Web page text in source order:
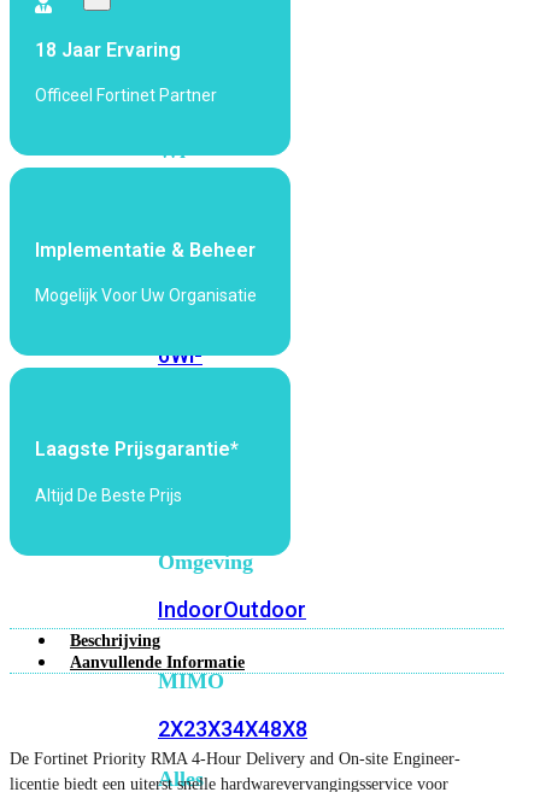
Access
bekijken
Wi-
Wi-
5Wi-
6Wi-
7
Wi-
Omgeving
IndoorOutdoor
MIMO
2X23X34X48X8
Alles
18 Jaar Ervaring
Officeel Fortinet Partner
Implementatie & Beheer
Mogelijk Voor Uw Organisatie
Laagste Prijsgarantie*
Altijd De Beste Prijs
Beschrijving
Aanvullende Informatie
De Fortinet Priority RMA 4-Hour Delivery and On-site Engineer-
licentie biedt een uiterst snelle hardwarevervangingsservice voor